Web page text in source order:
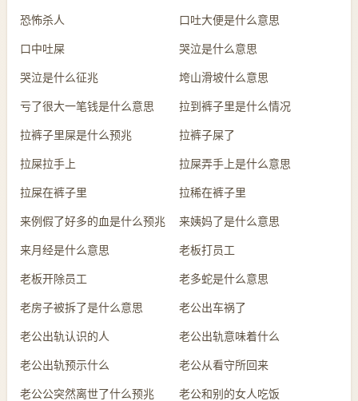
恐怖杀人 口吐大便是什么意思
口中吐屎 哭泣是什么意思
哭泣是什么征兆 垮山滑坡什么意思
亏了很大一笔钱是什么意思 拉到裤子里是什么情况
拉裤子里屎是什么预兆 拉裤子屎了
拉屎拉手上 拉屎弄手上是什么意思
拉屎在裤子里 拉稀在裤子里
来例假了好多的血是什么预兆 来姨妈了是什么意思
来月经是什么意思 老板打员工
老板开除员工 老多蛇是什么意思
老房子被拆了是什么意思 老公出车祸了
老公出轨认识的人 老公出轨意味着什么
老公出轨预示什么 老公从看守所回来
老公公突然离世了什么预兆 老公和别的女人吃饭